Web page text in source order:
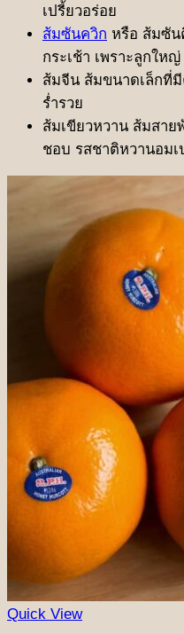
เปรี้ยวอร่อย
ส้มซันควิก หรือ ส้มซัน
กระเช้า เพราะลูกให
ส้มจีน ส้มขนาดเล็กที่
ร่ำรวย
ส้มเขียวหวาน ส้มสา
ชอบ รสชาติหวานอมเ
Quick View